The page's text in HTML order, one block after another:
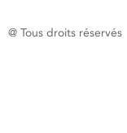
@ Tous droits réservés